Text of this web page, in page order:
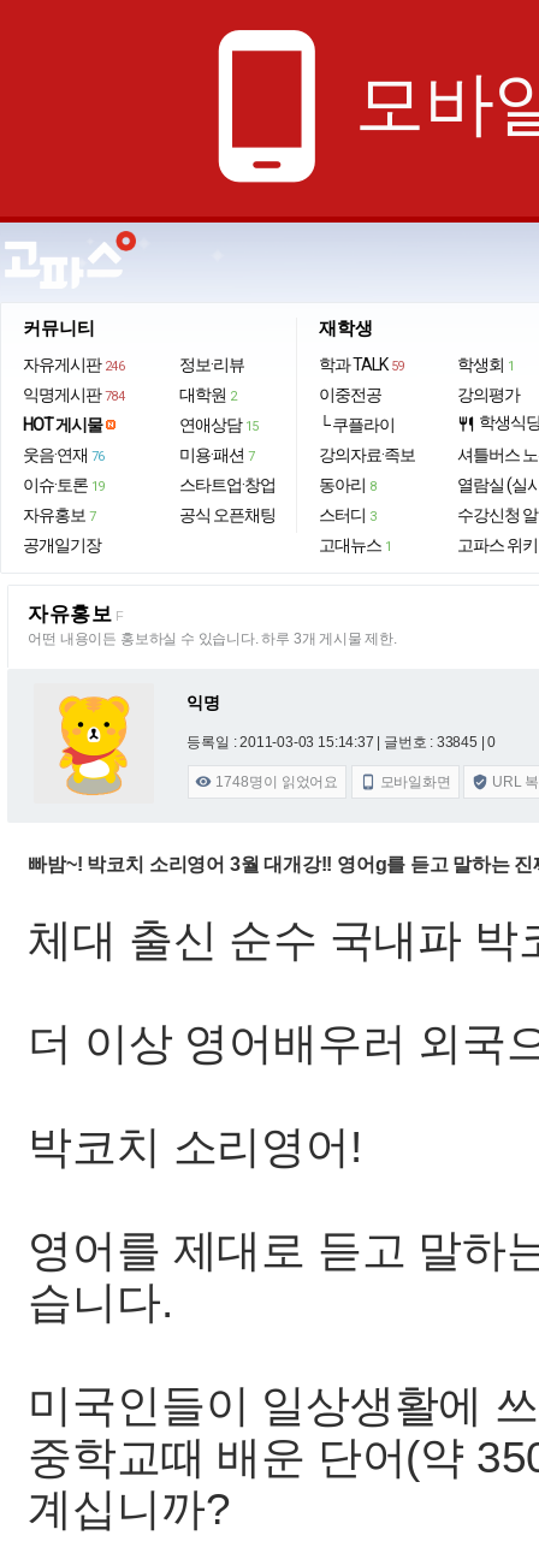
phone_android 모바
커뮤니티
자유게시판 246
익명게시판 784
HOT 게시물
웃음·연재 76
이슈·토론 19
자유홍보 7
공개일기장
정보·리뷰
대학원 2
연애상담 15
미용·패션 7
스타트업·창업
공식 오픈채팅
재학생
학과 TALK 59
이중전공
└ 쿠플라이
강의자료·족보
동아리 8
스터디 3
고대뉴스 1
학생회 1
강의평가
restaurant 학생식
셔틀버스
열람실 (실
수강신청
고파스 위키
자유홍보 F
어떤 내용이든 홍보하실 수 있습니다. 하루 3개 게시물 제한.
익명
등록일 : 2011-03-03 15:14:37 | 글번호 : 33845 | 0
 1748명이 읽었어요  모바일화면  URL
빠밤~! 박코치 소리영어 3월 대개강!! 영어g를 듣고 말하는
체대 출신 순수 국내파
더 이상 영어배우러 외국
박코치 소리영어!
영어를 제대로 듣고 말하
습니다.
미국인들이 일상생활에
중학교때 배운 단어(약
계십니까?